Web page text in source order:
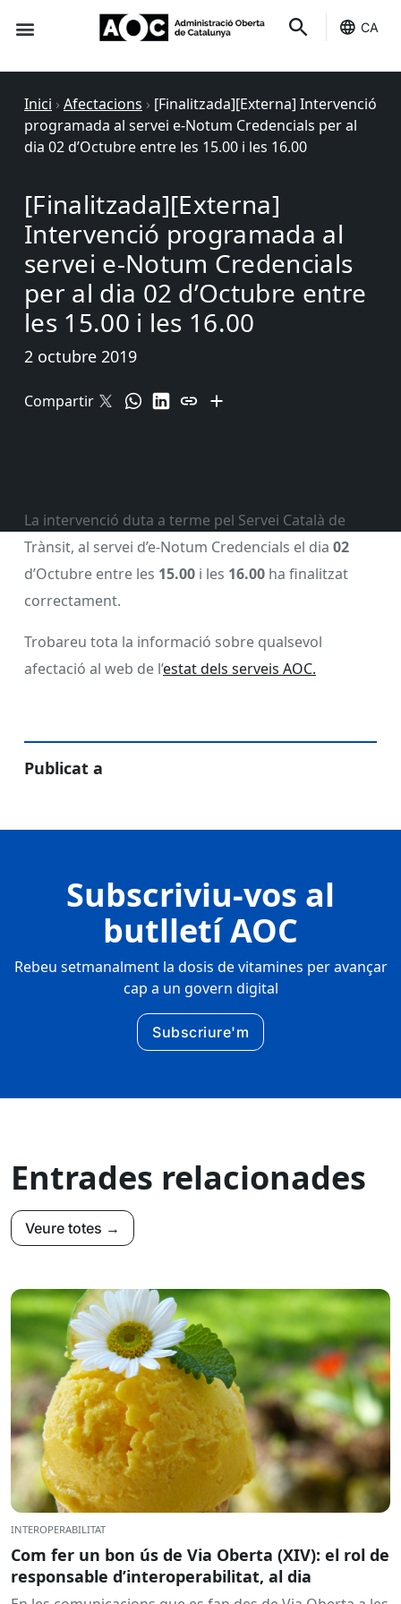
CA
Inici › Afectacions › [Finalitzada][Externa] Intervenció
programada al servei e-Notum Credencials per al
dia 02 d’Octubre entre les 15.00 i les 16.00
[Finalitzada][Externa]
Intervenció programada al
servei e-Notum Credencials
per al dia 02 d’Octubre entre
les 15.00 i les 16.00
2 octubre 2019
Compartir
La intervenció duta a terme pel Servei Català de
Trànsit, al servei d’e-Notum Credencials el dia 02
d’Octubre entre les 15.00 i les 16.00 ha finalitzat
correctament.
Trobareu tota la informació sobre qualsevol
afectació al web de l’estat dels serveis AOC.
Publicat a
Subscriviu-vos al
butlletí AOC
Rebeu setmanalment la dosis de vitamines per avançar
cap a un govern digital
Subscriure'm
Entrades relacionades
Veure totes →
INTEROPERABILITAT
Com fer un bon ús de Via Oberta (XIV): el rol de
responsable d’interoperabilitat, al dia